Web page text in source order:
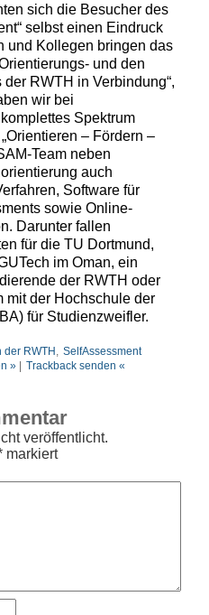
sich die Besucher des
selbst einen Eindruck
und Kollegen bringen das
und den
RWTH in Verbindung“,
wir bei
Spektrum
– Fördern –
Team neben
auch
Software für
sowie Online-
Darunter fallen
für die TU Dortmund,
im Oman, ein
der RWTH oder
mit der Hochschule der
für Studienzweifler.
der RWTH
SelfAssessment
» | Trackback senden «
veröffentlicht.
markiert